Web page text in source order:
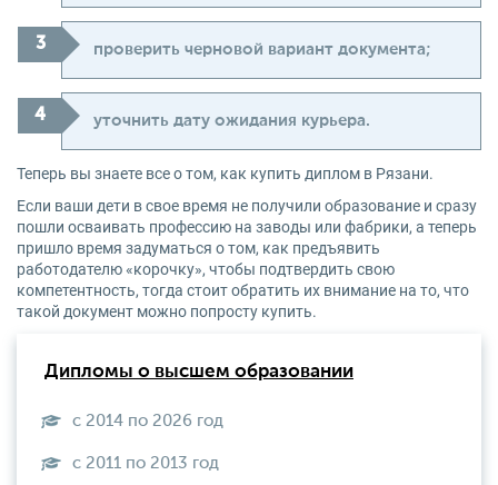
проверить черновой вариант документа;
уточнить дату ожидания курьера.
Теперь вы знаете все о том, как купить диплом в Рязани.
Если ваши дети в свое время не получили образование и сразу
пошли осваивать профессию на заводы или фабрики, а теперь
пришло время задуматься о том, как предъявить
работодателю «корочку», чтобы подтвердить свою
компетентность, тогда стоит обратить их внимание на то, что
такой документ можно попросту купить.
Дипломы о высшем образовании
с 2014 по 2026 год
с 2011 по 2013 год